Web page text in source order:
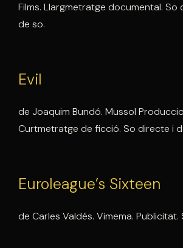
Films. Llargmetratge documental. So
de so.
Evil
de Joaquim Bundó. Mussol
Curtmetratge de ficció. So directe i
Euroleague’s Sixteen
de Carles Valdés. Vimema. Publicitat.